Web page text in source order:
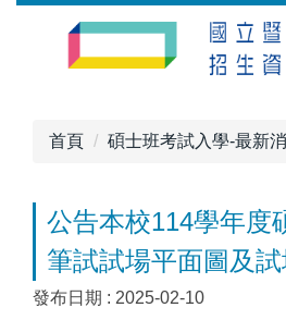
首頁 碩士班考試入學-最新
公告本校114學年度
筆試試場平面圖及
發布日期 : 2025-02-10